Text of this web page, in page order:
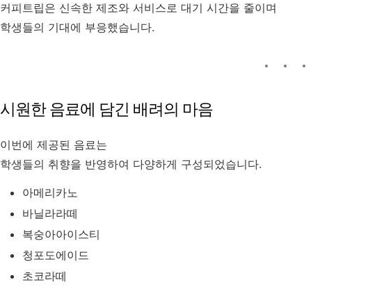
커피트립은 신속한 제조와 서비스로 대기 시간을 줄이며
학생들의 기대에 부응했습니다.
시원한 음료에 담긴 배려의 마음
이번에 제공된 음료는
학생들의 취향을 반영하여 다양하게 구성되었습니다.
아메리카노
바닐라라떼
복숭아아이스티
청포도에이드
초코라떼